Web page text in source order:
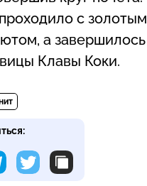
с золотым
а завершилось
Клавы Коки.